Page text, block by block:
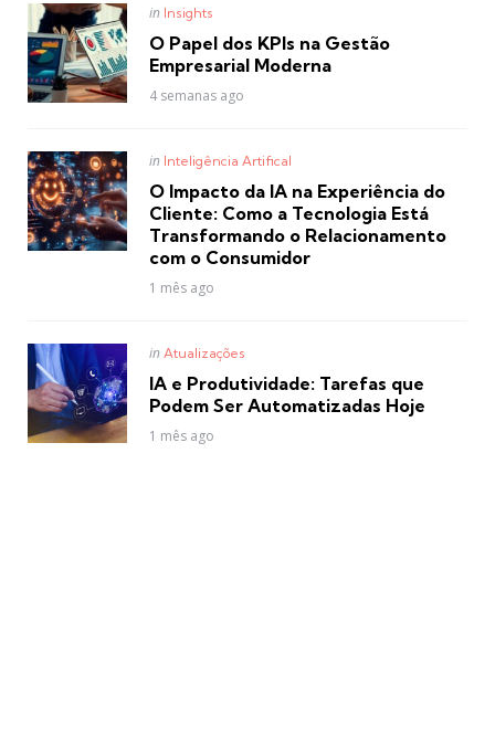
Posted
in Insights
O Papel dos KPIs na Gestão
Empresarial Moderna
4 semanas ago
Posted
in Inteligência Artifical
O Impacto da IA na Experiência do
Cliente: Como a Tecnologia Está
Transformando o Relacionamento
com o Consumidor
1 mês ago
Posted
in Atualizações
IA e Produtividade: Tarefas que
Podem Ser Automatizadas Hoje
1 mês ago